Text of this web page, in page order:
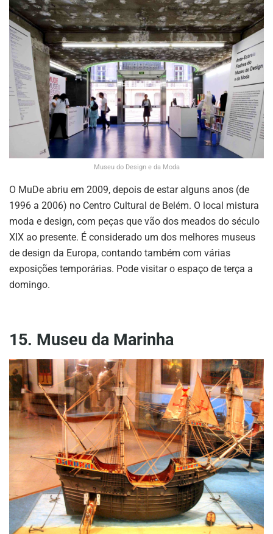
Museu do Design e da Moda
O MuDe abriu em 2009, depois de estar alguns anos (de
1996 a 2006) no Centro Cultural de Belém. O local mistura
moda e design, com peças que vão dos meados do século
XIX ao presente. É considerado um dos melhores museus
de design da Europa, contando também com várias
exposições temporárias. Pode visitar o espaço de terça a
domingo.
15. Museu da Marinha